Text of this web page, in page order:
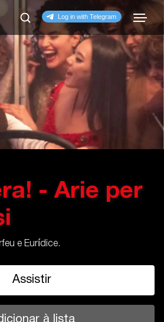
- Arie per
e Eurídice.
Assistir
à lista